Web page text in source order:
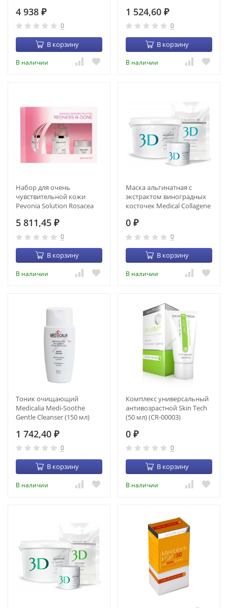
4 938 ₽
0
В корзину
В наличии
1 524,60 ₽
0
В корзину
В наличии
Набор для очень
чувствительной кожи
Pevonia Solution Rosacea
55)
5 811,45 ₽
0
В корзину
В наличии
Маска альгинатная с
экстрактом виноградных
косточек Medical Collagene
0 ₽
0
В корзину
В наличии
Тоник очищающий
Medicalia Medi-Soothe
Gentle Cleanser (150 мл)
1 742,40 ₽
0
В корзину
В наличии
Комплекс универсальный
антивозрастной Skin Tech
(50 мл) (CR-00003)
0 ₽
0
В корзину
В наличии